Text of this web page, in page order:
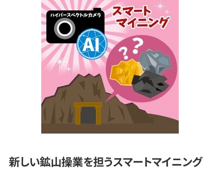
新しい鉱山操業を担うスマートマイニング